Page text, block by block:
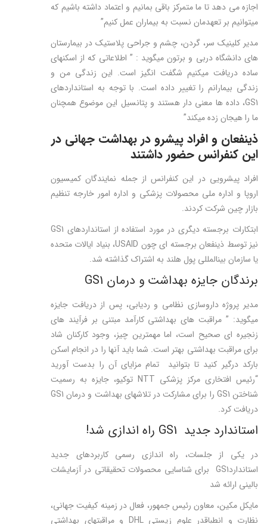
اجازه می دهد تا ما متمرکز باقی بمانیم و اعتماد داشته باشیم که
میتوانیم بر تعهدمان نسبت به بیماران عمل کنیم”
مدیر کلینیک سر، گردن، چشم و جراحی پلاستیک در بیمارستان
های دانشگاه دربی و برتون میگوید : ” اطلاعاتی که از اسکنهای
ساده دریافت میکنیم شگفت انگیز است. این زندگی من و
زندگی بیمارانم را تغییر داده است. با توجه به استانداردهای
GS1، داده ها معنی دار هستند و پتانسیل این موضوع همچنان
ما را هیجان زده میکند”
ذینفعان و افراد پیشرو در بهداشت جهانی در
این کنفرانس حضور داشتند
افراد پیشرویی در این کنفرانس از جمله نمایندگان کمیسیون
اروپا و اداره ملی محصولات پزشکی و اداره امور خارجه تنظیم
بازار چین شرکت کردند.
ابتکارات برجسته دیگری در مورد استفاده از استانداردهای GS1
نیز توسط ذینفعان برجسته ای چون USAID، بنیاد ایالات متحده
یا سازمان بین­المللی پول هلند به اشتراک گذاشته شد.
برندگان جایزه بهداشت و درمان GS1
مدیر پروژه داروسازی نظامی و ردیابی، پس از دریافت جایزه
میگوید: ” مراقبت های بهداشتی کارآمد مبتنی بر فرآیند های
زنجیره ای صحیح است، اما مهمترین چیز، وجود کارکنان شاد
برای مراقبت بهداشتی بهتر است. شما باید آنها را در انجام اسکن
بارکد درگیر کنید تا بتوانید تمام مزایای آن را بدست آورید
“رئیس افتخاری مرکز پزشکی NTT توکیو، جایزه به رسمیت
شناختن GS1 را برای مشارکت در تلاشهای بهداشت و درمان GS1
دریافت کرد.
استاندارد جدید GS1 راه اندازی شد!
در یکی از جلسات، راه اندازی رسمی کاربردهای جدید
استانداردGS1 برای شناسایی محصولات تحقیقاتی در آزمایشات
بالینی ارائه شد
مایکل مکین، معاون رئیس جمهور، فعال در زمینه کیفیت جهانی،
نظارت و انطباقدر علوم زیستی DHL و مراقبتهای بهداشتی